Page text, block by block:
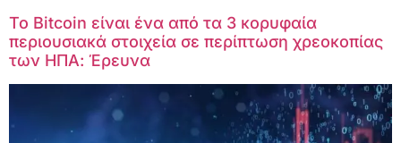
Το Bitcoin είναι ένα από τα 3 κορυφαία
περιουσιακά στοιχεία σε περίπτωση χρεοκοπίας
των ΗΠΑ: Έρευνα